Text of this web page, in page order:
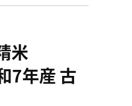
米
7年産 古